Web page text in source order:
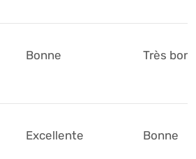
Bonne Très
Excellente Bonne